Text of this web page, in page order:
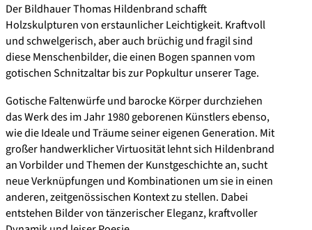
Der Bildhauer Thomas Hildenbrand schafft
Holzskulpturen von erstaunlicher Leichtigkeit. Kraftvoll
und schwelgerisch, aber auch brüchig und fragil sind
diese Menschenbilder, die einen Bogen spannen vom
gotischen Schnitzaltar bis zur Popkultur unserer Tage.
Gotische Faltenwürfe und barocke Körper durchziehen
das Werk des im Jahr 1980 geborenen Künstlers ebenso,
wie die Ideale und Träume seiner eigenen Generation. Mit
großer handwerklicher Virtuosität lehnt sich Hildenbrand
an Vorbilder und Themen der Kunstgeschichte an, sucht
neue Verknüpfungen und Kombinationen um sie in einen
anderen, zeitgenössischen Kontext zu stellen. Dabei
entstehen Bilder von tänzerischer Eleganz, kraftvoller